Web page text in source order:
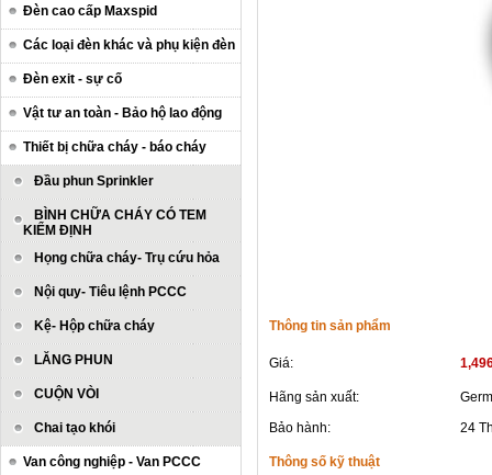
Đèn cao cấp Maxspid
Các loại đèn khác và phụ kiện đèn
Đèn exit - sự cố
Vật tư an toàn - Bảo hộ lao động
Thiết bị chữa cháy - báo cháy
Đầu phun Sprinkler
BÌNH CHỮA CHÁY CÓ TEM
KIỂM ĐỊNH
Họng chữa cháy- Trụ cứu hỏa
Nội quy- Tiêu lệnh PCCC
Kệ- Hộp chữa cháy
LĂNG PHUN
CUỘN VÒI
Chai tạo khói
Van công nghiệp - Van PCCC
Thông tin sản phẩm
Giá:
Hãng sản xuất:
Bảo hành:
24
Thông số kỹ thuật